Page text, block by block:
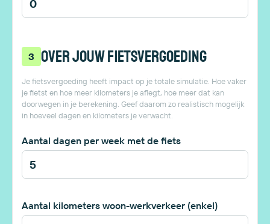
3 Over jouw fietsvergoeding
Je fietsvergoeding heeft impact op je totale simulatie. Hoe vaker
je fietst en hoe meer kilometers je aflegt, hoe meer dat kan
doorwegen in je berekening. Geef daarom zo realistisch mogelijk
in hoeveel dagen en kilometers je verwacht.
Aantal dagen per week met de fiets
Aantal kilometers woon-werkverkeer (enkel)